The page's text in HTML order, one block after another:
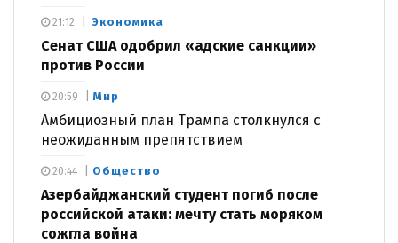
Экономика
Сенат США одобрил «адские санкции»
против России
21:12
Мир
Амбициозный план Трампа столкнулся с
неожиданным препятствием
20:59
Общество
Азербайджанский студент погиб после
российской атаки: мечту стать моряком
сожгла война
20:44